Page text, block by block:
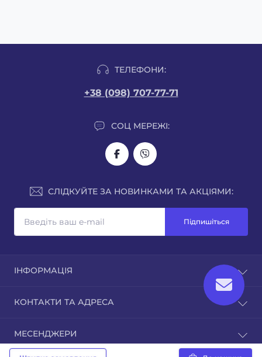
ТЕЛЕФОНИ:
+38 (098) 707-77-71
СОЦ МЕРЕЖІ:
СЛІДКУЙТЕ ЗА НОВИНКАМИ ТА АКЦІЯМИ:
Підпишіться
ІНФОРМАЦІЯ
Доставка
Гарантія
Публічна оферта
КОНТАКТИ ТА АДРЕСА
sales@juka.biz
МЕСЕНДЖЕРИ